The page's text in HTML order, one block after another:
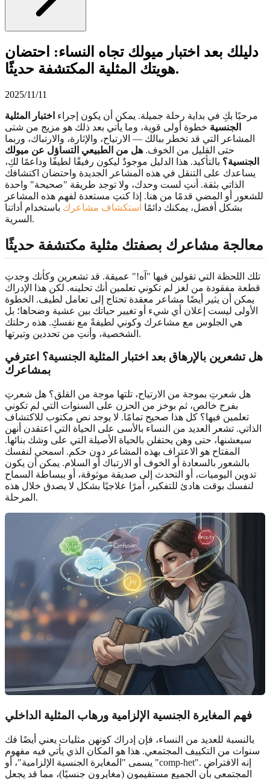
دليلك بعد اختبار ميولك تجاه النساء: احتضان
هويتك المثلية المكتشفة حديثًا.
2025/11/11
مرحبًا بكِ في بداية رحلة جميلة. يمكن أن يكون إجراء اختبار المثلية
الجنسية خطوة أولى قوية، وما يأتي بعد ذلك هو مزيج من شتى
المشاعر التي قد تخطر ببالك — الارتياح، والإثارة، والارتباك، وربما
حتى القليل من الخوف. هل من الطبيعي التساؤل عن ميولك
الجنسية؟ بالتأكيد. هذا الدليل موجودٌ ليكون رفيقًا لطيفًا وداعمًا لكِ،
يساعدك على التنقل في هذه المشاعر الجديدة واحتضان اكتشافك
الذاتي بثقة. أنتِ لست وحدك، ولا توجد طريقة "صحيحة" واحدة
للشعور أو المضي قدمًا من هنا. إذا كنتِ مستعدة لفهم هذه المشاعر
بشكل أفضل، يمكنك دائمًا استكشاف مشاعرك باستخدام أداتنا
السرية.
معالجة مشاعرك بصفتك مثلية مكتشفة حديثًا
تلك اللحظة التي تقولين فيها "آه!" عميقة. قد تشعرين وكأنك وجدتِ
قطعة مفقودة من لغز لم تكوني تعلمين أنك تحلينه. لكن هذا الإدراك
يمكن أن يثير أيضًا مشاعر معقدة تحتاج إلى تعامل لطيف. الخطوة
الأولى ليست إعلان أي شيء أو تغيير حياتك بين عشية وضحاها؛ بل
هي الجلوس مع مشاعرك وكوني لطيفةً مع نفسكِ. هذه رحلتك
الشخصية، وأنتِ من تحددين وتيرتها.
هل تشعرين بالإرهاق بعد اختبار المثلية الجنسية؟ اعترفي
بمشاعرك
هل شعرتِ بموجة من الارتياح، تلتها موجة من القلق؟ هل شعرتِ
بفرح خالص، ثم بوخز من الحزن على السنوات التي لم تكوني
تعلمين فيها؟ كل هذا صحيح تمامًا. لا يوجد نص مكتوب للاكتشاف
الذاتي. تشعر العديد من النساء بالأسى على الحياة التي اعتقدن أنهن
سيعشنها، حتى وهن يحتفلن بالحياة الأصيلة التي على وشك بنائها.
المفتاح هو الاعتراف بهذه المشاعر دون حكم. اسمحي لنفسك
بالشعور بالسعادة أو الخوف أو الارتباك أو السلام. يمكن أن يكون
تدوين اليوميات، أو التحدث إلى صديقة موثوقة، أو ببساطة السماح
لنفسك بوقت هادئ للتفكير، أمرًا علاجيًا بشكل لا يصدق خلال هذه
المرحلة.
فهم المغايرة الجنسية الإلزامية ورهاب المثلية الداخلي
بالنسبة للعديد من النساء، فإن إدراك كونهن مثليات يعني أيضًا فك
سنوات من التكييف المجتمعي. هذا هو المكان الذي يأتي فيه مفهوم
يسمى "المغايرة الجنسية الإلزامية"، أو "comp-het". إنه الافتراض
المجتمعي بأن الجميع مستقيمون (مغايرون جنسيًا)، مما قد يجعل